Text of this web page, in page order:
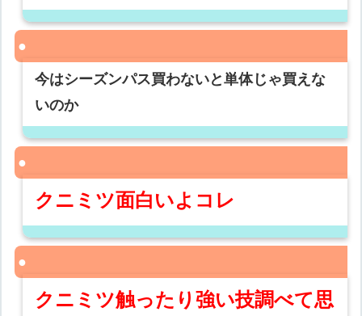
今はシーズンパス買わないと単体じゃ買えな
いのか
クニミツ面白いよコレ
クニミツ触ったり強い技調べて思